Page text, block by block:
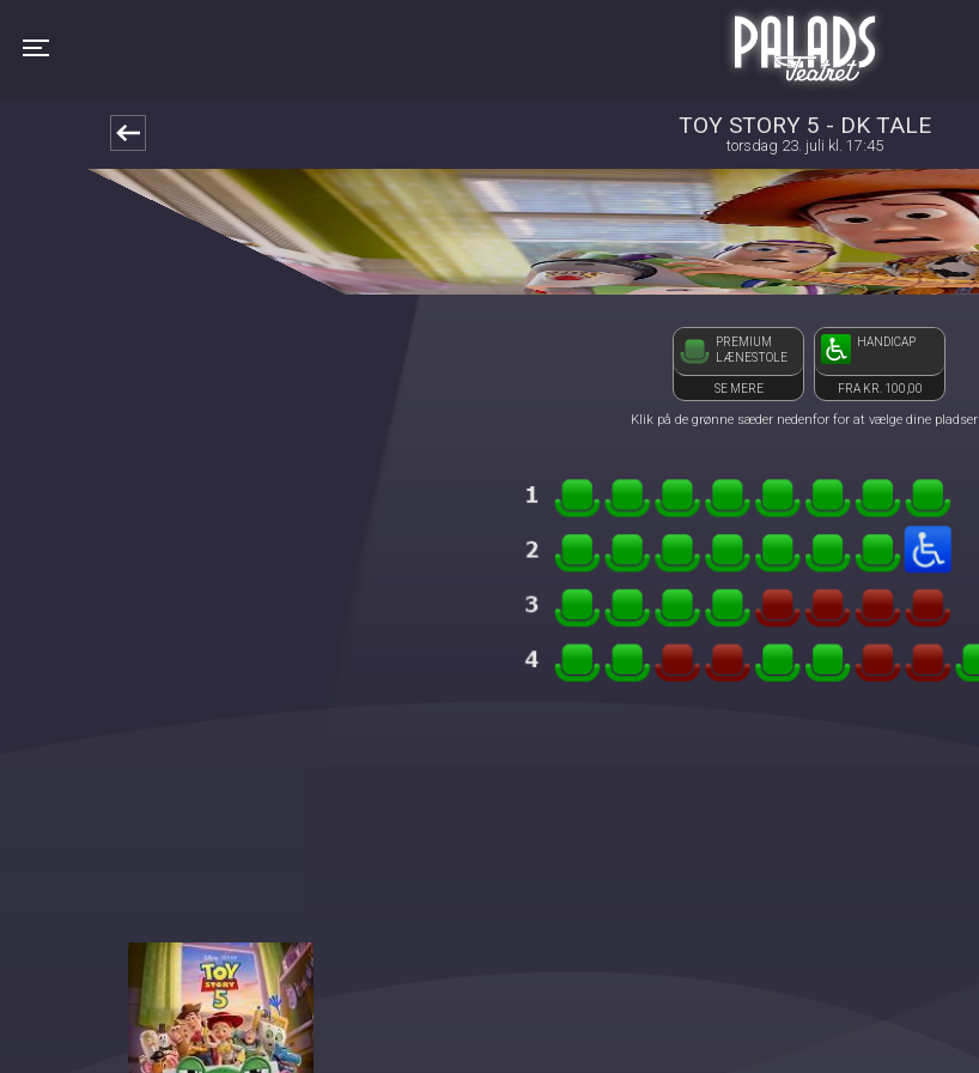
Palads Teatret
TOY STORY 5 - DK TALE
torsdag 23. juli kl. 17:45
PREMIUM
LÆNESTOLE
SE MERE
HANDICAP
FRA KR. 100,00
Klik på de grønne sæder nedenfor for at vælge dine pladser
front05-temp 083608